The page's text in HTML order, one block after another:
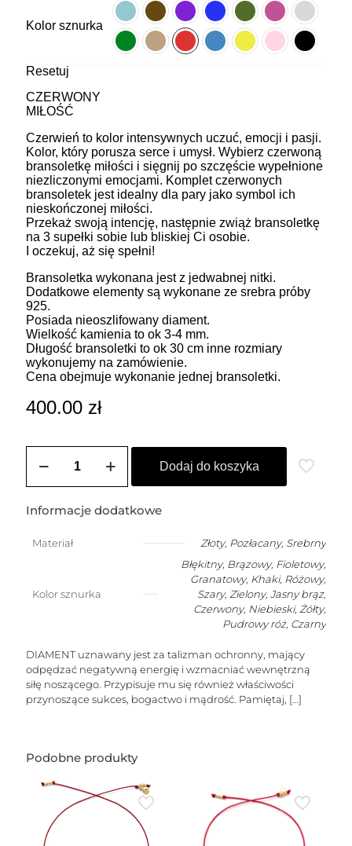
Kolor sznurka
Resetuj
CZERWONY
MIŁOŚĆ
Czerwień to kolor intensywnych uczuć, emocji i pasji.
Kolor, który porusza serce i umysł. Wybierz czerwoną
bransoletkę miłości i sięgnij po szczęście wypełnione
niezliczonymi emocjami. Komplet czerwonych
bransoletek jest idealny dla pary jako symbol ich
nieskończonej miłości.
Przekaż swoją intencję, następnie zwiąż bransoletkę
na 3 supełki sobie lub bliskiej Ci osobie.
I oczekuj, aż się spełni!
Bransoletka wykonana jest z jedwabnej nitki.
Dodatkowe elementy są wykonane ze srebra próby
925.
Posiada nieoszlifowany diament.
Wielkość kamienia to ok 3-4 mm.
Długość bransoletki to ok 30 cm inne rozmiary
wykonujemy na zamówienie.
Cena obejmuje wykonanie jednej bransoletki.
400.00 zł
Bransoletka
szczęście
nieoszlifowanym
diamentem
Dodaj do koszyka
Informacje dodatkowe
Materiał Złoty, Pozłacany, Srebrny
Kolor sznurka
Błękitny, Brązowy, Fioletowy,
Granatowy, Khaki, Różowy,
Szary, Zielony, Jasny brąz,
Czerwony, Niebieski, Żółty,
Pudrowy róż, Czarny
DIAMENT uznawany jest za talizman ochronny, mający
odpędzać negatywną energię i wzmacniać wewnętrzną
siłę noszącego. Przypisuje mu się również właściwości
przynoszące sukces, bogactwo i mądrość. Pamiętaj, […]
Podobne produkty